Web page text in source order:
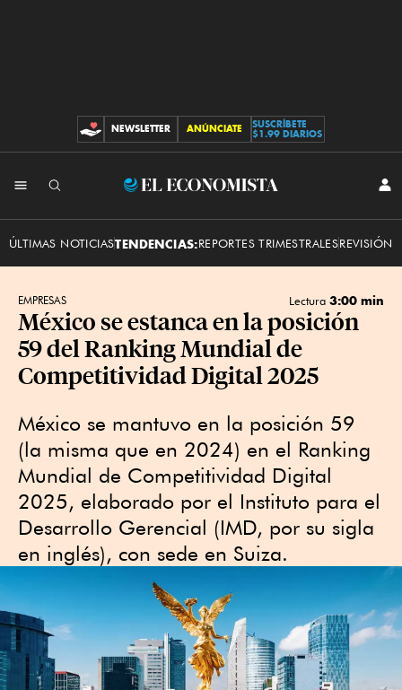
CONTRIBUCIONES
NEWSLETTER ANÚNCIATE
SUSCRÍBETE
$1.99 DIARIOS
El
ÚLTIMAS NOTICIASTENDENCIAS:REPORTES TRIMESTRALESREVISIÓN
EMPRESAS Lectura 3:00 min
México se estanca en la posición
59 del Ranking Mundial de
Competitividad Digital 2025
México se mantuvo en la posición 59
(la misma que en 2024) en el Ranking
Mundial de Competitividad Digital
2025, elaborado por el Instituto para el
Desarrollo Gerencial (IMD, por su sigla
en inglés), con sede en Suiza.